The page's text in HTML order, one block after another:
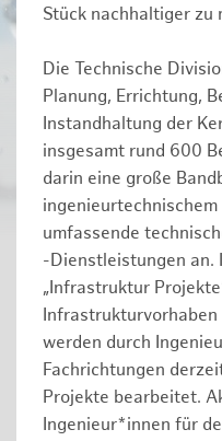
Stück nachhaltiger zu
Die Technische
Planung, Errichtung,
Instandhaltung der
insgesamt rund 600
darin eine große
ingenieurtechnischem
umfassende
-Dienstleistungen an.
„Infrastruktur
Infrastrukturvorhaben
werden durch
Fachrichtungen
Projekte bearbeitet.
Ingenieur*innen für